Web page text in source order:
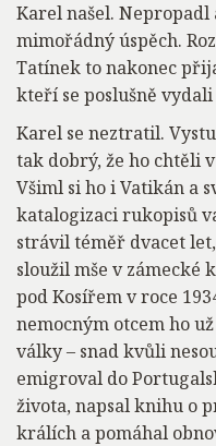
Karel našel. Nepropadl
mimořádný úspěch.
Tatínek to nakonec
kteří se poslušně
Karel se neztratil.
tak dobrý, že ho chtěli
Všiml si ho i Vatikán a
katalogizaci rukopisů
strávil téměř dvacet
sloužil mše v zámecké
pod Kosířem v roce
nemocným otcem ho
války – snad kvůli
emigroval do
života, napsal knihu o
králích a pomáhal